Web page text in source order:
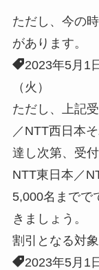
ただし、今の
があります。
2023年5月1
（火）
ただし、上記
／NTT西日本
達し次第、受
NTT東日本／
5,000名までで
きましょう。
割引となる対
2023年5月1